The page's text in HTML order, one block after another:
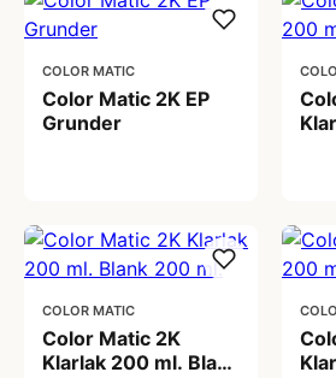
COLOR MATIC
Color Matic 2K EP
Grunder
COLOR MATIC
Color Matic 2K
Klarlak 200 ml. Blank